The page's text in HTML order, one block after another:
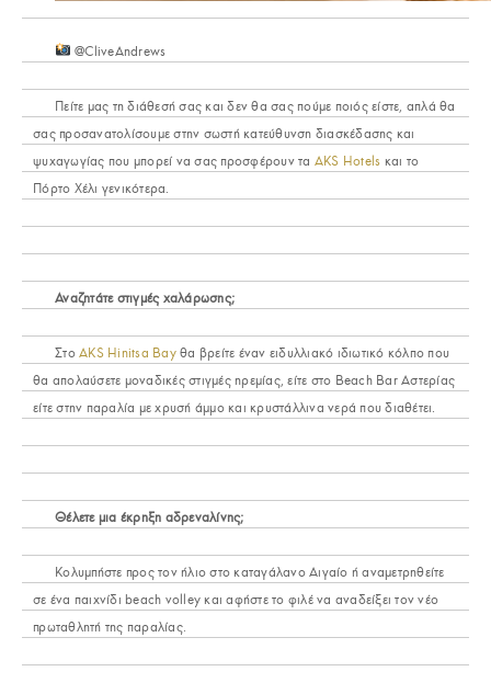
@CliveAndrews
Πείτε μας τη διάθεσή σας και δεν θα σας πούμε ποιός είστε, απλά θα
σας προσανατολίσουμε στην σωστή κατεύθυνση διασκέδασης και
ψυχαγωγίας που μπορεί να σας προσφέρουν τα AKS Hotels και το
Πόρτο Χέλι γενικότερα.
Αναζητάτε στιγμές χαλάρωσης;
Στο AKS Hinitsa Bayθα βρείτε έναν ειδυλλιακό ιδιωτικό κόλπο που
θα απολαύσετε μοναδικές στιγμές ηρεμίας, είτε στο Beach Bar Αστερίας
είτε στην παραλία με χρυσή άμμο και κρυστάλλινα νερά που διαθέτει.
Θέλετε μια έκρηξη αδρεναλίνης;
Κολυμπήστε προς τον ήλιο στο καταγάλανο Αιγαίο ή αναμετρηθείτε
σε ένα παιχνίδι beach volley και αφήστε το φιλέ να αναδείξει τον νέο
πρωταθλητή της παραλίας.